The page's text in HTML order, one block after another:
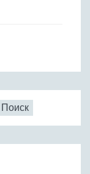
Поиск